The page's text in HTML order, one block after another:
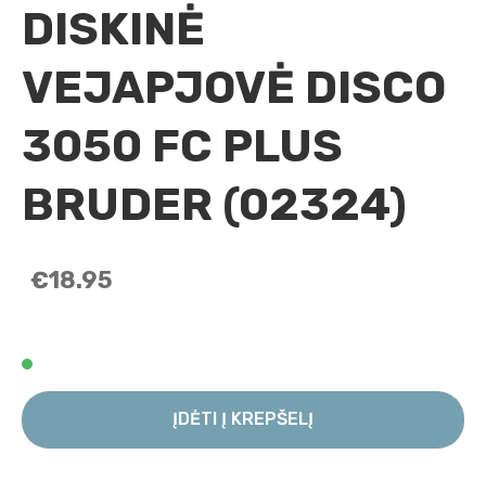
DISKINĖ
VEJAPJOVĖ DISCO
3050 FC PLUS
BRUDER (02324)
€18.95
ĮDĖTI Į KREPŠELĮ